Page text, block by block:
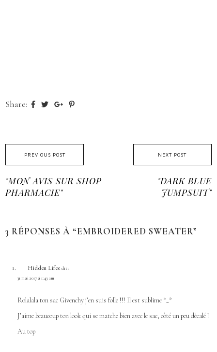
Share:
PREVIOUS POST
"MON AVIS SUR SHOP
PHARMACIE"
NEXT POST
"DARK BLUE
JUMPSUIT"
3 RÉPONSES À “EMBROIDERED SWEATER”
Hidden Lifee dit :
31 mai 2017 à 1:43 am
Rolalala ton sac Givenchy j’en suis folle !!! Il est sublime *_*
J’aime beaucoup ton look qui se matche bien avec le sac, côté un peu décalé !
Au top